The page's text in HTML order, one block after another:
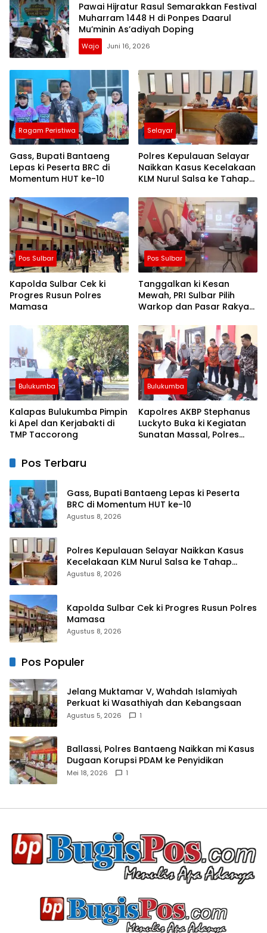
Pawai Hijratur Rasul Semarakkan Festival
Muharram 1448 H di Ponpes Daarul
Mu’minin As’adiyah Doping
Wajo Juni 16, 2026
Ragam Peristiwa
Gass, Bupati Bantaeng
Lepas ki Peserta BRC di
Momentum HUT ke-10
Selayar
Polres Kepulauan Selayar
Naikkan Kasus Kecelakaan
KLM Nurul Salsa ke Tahap
Pos Sulbar
Kapolda Sulbar Cek ki
Progres Rusun Polres
Mamasa
Pos Sulbar
Tanggalkan ki Kesan
Mewah, PRI Sulbar Pilih
Warkop dan Pasar Rakyat
Bulukumba
Kalapas Bulukumba Pimpin
ki Apel dan Kerjabakti di
TMP Taccorong
Bulukumba
Kapolres AKBP Stephanus
Luckyto Buka ki Kegiatan
Sunatan Massal, Polres
Pos Terbaru
Gass, Bupati Bantaeng Lepas ki Peserta
BRC di Momentum HUT ke-10
Agustus 8, 2026
Polres Kepulauan Selayar Naikkan Kasus
Kecelakaan KLM Nurul Salsa ke Tahap
Penyidikan
Agustus 8, 2026
Kapolda Sulbar Cek ki Progres Rusun Polres
Mamasa
Agustus 8, 2026
Pos Populer
Jelang Muktamar V, Wahdah Islamiyah
Perkuat ki Wasathiyah dan Kebangsaan
Agustus 5, 2026 1
Ballassi, Polres Bantaeng Naikkan mi Kasus
Dugaan Korupsi PDAM ke Penyidikan
Mei 18, 2026 1